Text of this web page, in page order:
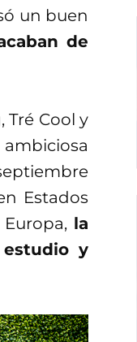
un buen
de
Tré Cool y
Estados
la
y